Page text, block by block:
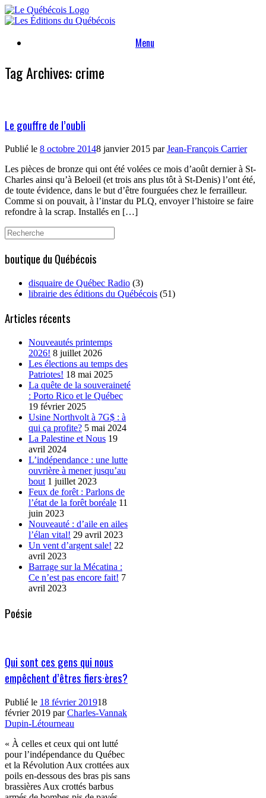
Skip
to
Menu
Tag Archives:crime
Le gouffre de l’oubli
Publié le 8 octobre 20148 janvier 2015 parJean-François Carrier
Les pièces de bronze qui ont été volées ce mois d’août dernier à St-
Charles ainsi qu’à Beloeil (et trois ans plus tôt à St-Denis) l’ont été,
de toute évidence, dans le but d’être fourguées chez le ferrailleur.
Comme si on pouvait, à l’instar du PLQ, envoyer l’histoire se faire
refondre à la scrap. Installés en […]
Search
for:
boutique du Québécois
disquaire de Québec Radio (3)
librairie des éditions du Québécois (51)
Articles récents
Nouveautés printemps
2026! 8 juillet 2026
Les élections au temps des
Patriotes! 18 mai 2025
La quête de la souveraineté
: Porto Rico et le Québec
19 février 2025
Usine Northvolt à 7G$ : à
qui ça profite? 5 mai 2024
La Palestine et Nous 19
avril 2024
L’indépendance : une lutte
ouvrière à mener jusqu’au
bout 1 juillet 2023
Feux de forêt : Parlons de
l’état de la forêt boréale 11
juin 2023
Nouveauté : d’aile en ailes
l’élan vital! 29 avril 2023
Un vent d’argent sale! 22
avril 2023
Barrage sur la Mécatina :
Ce n’est pas encore fait! 7
avril 2023
Poésie
Qui sont ces gens qui nous
empêchent d’êtres fiers·ères?
Publié le 18 février 201918
février 2019 parCharles-Vannak
Dupin-Létourneau
« À celles et ceux qui ont lutté
pour l’indépendance du Québec
et la Révolution Aux crottées aux
poils en-dessous des bras pis sans
brassières Aux crottés barbus